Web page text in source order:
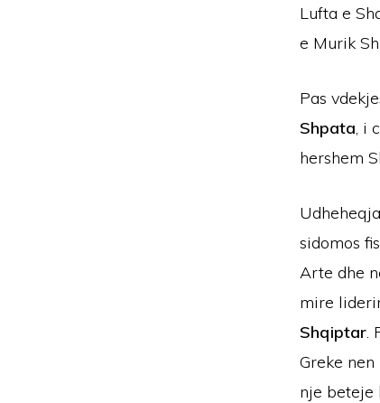
Lufta e
e Murik
Pas
Shpata, i
hershem
sidomos
Arte dhe
mire
Shqiptar.
Greke
nje beteje